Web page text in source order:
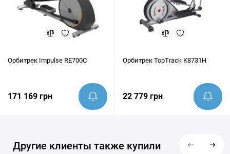
Орбитрек Impulse RE700C
171 169 грн
Орбитрек TopTrack K8731H
22 779 грн
Другие клиенты также купили